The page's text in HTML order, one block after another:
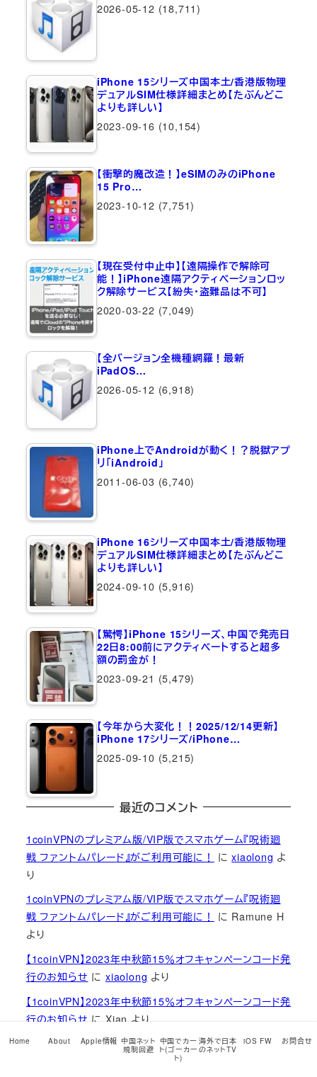
2026-05-12 (18,711)
iPhone 15シリーズ中国本土/香港版物理
デュアルSIM仕様詳細まとめ【たぶんどこ
よりも詳しい】
2023-09-16 (10,154)
【衝撃的魔改造！】eSIMのみのiPhone
15 Pro…
2023-10-12 (7,751)
【現在受付中止中】【遠隔操作で解除可
能！】iPhone遠隔アクティベーションロッ
ク解除サービス【紛失・盗難品は不可】
2020-03-22 (7,049)
【全バージョン全機種網羅！最新
iPadOS…
2026-05-12 (6,918)
iPhone上でAndroidが動く！？脱獄アプ
リ「iAndroid」
2011-06-03 (6,740)
iPhone 16シリーズ中国本土/香港版物理
デュアルSIM仕様詳細まとめ【たぶんどこ
よりも詳しい】
2024-09-10 (5,916)
【驚愕】iPhone 15シリーズ、中国で発売日
22日8:00前にアクティベートすると超多
額の罰金が！
2023-09-21 (5,479)
【今年から大変化！！2025/12/14更新】
iPhone 17シリーズ/iPhone…
2025-09-10 (5,215)
最近のコメント
1coinVPNのプレミアム版/VIP版でスマホゲーム『呪術廻
戦 ファントムパレード』がご利用可能に！
にxiaolong よ
り
1coinVPNのプレミアム版/VIP版でスマホゲーム『呪術廻
戦 ファントムパレード』がご利用可能に！
に Ramune H
より
【1coinVPN】2023年中秋節15％オフキャンペーンコード発
行のお知らせ にxiaolong より
【1coinVPN】2023年中秋節15％オフキャンペーンコード発
行のお知らせ にXian より
【1coinVPN】2023年中秋節15％オフキャンペーンコード発
Home About Apple情報 中国ネット
規制回避
中国でカー
ト(ゴーカー
ト)
海外で日本
のネットTV
iOS FW お問合せ